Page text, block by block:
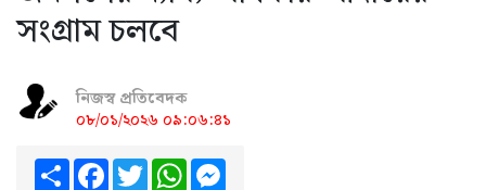
সংগ্রাম চলবে
নিজস্ব প্রতিবেদক
০৮/০১/২০২৬ ০৯:০৬:৪১
ShareFacebook
TwitterWhatsApp